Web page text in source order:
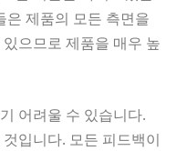
은 제품의 모든 측면을
으므로 제품을 매우 높
어려울 수 있습니다.
입니다. 모든 피드백이